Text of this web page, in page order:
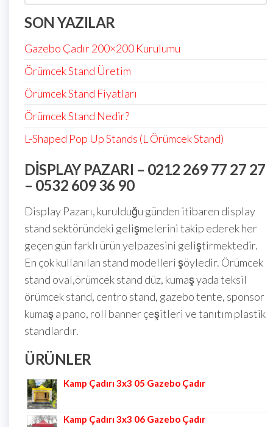
SON YAZILAR
Gazebo Çadır 200×200 Kurulumu
Örümcek Stand Üretim
Örümcek Stand Fiyatları
Örümcek Stand Nedir?
L-Shaped Pop Up Stands (L Örümcek Stand)
DISPLAY PAZARI – 0212 269 77 27 27
– 0532 609 36 90
Display Pazarı, kurulduğu günden itibaren display
stand sektöründeki gelişmelerini takip ederek her
geçen gün farklı ürün yelpazesini geliştirmektedir.
En çok kullanılan stand modelleri şöyledir. Örümcek
stand oval,örümcek stand düz, kumaş yada teksil
örümcek stand, centro stand, gazebo tente, sponsor
kumaş a pano, roll banner çeşitleri ve tanıtım plastik
standlardır.
ÜRÜNLER
Kamp Çadırı 3x3 05 Gazebo Çadır
Kamp Çadırı 3x3 06 Gazebo Çadır